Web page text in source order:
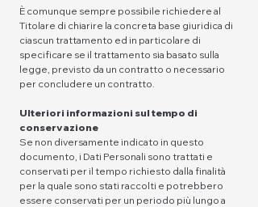
È comunque sempre possibile richiedere al
Titolare di chiarire la concreta base giuridica di
ciascun trattamento ed in particolare di
specificare se il trattamento sia basato sulla
legge, previsto da un contratto o necessario
per concludere un contratto.
Ulteriori informazioni sul tempo di
conservazione
Se non diversamente indicato in questo
documento, i Dati Personali sono trattati e
conservati per il tempo richiesto dalla finalità
per la quale sono stati raccolti e potrebbero
essere conservati per un periodo più lungo a